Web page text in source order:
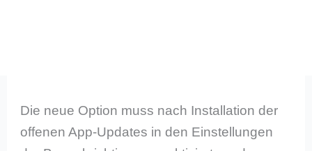
Die neue Option muss nach Installation der
offenen App-Updates in den Einstellungen